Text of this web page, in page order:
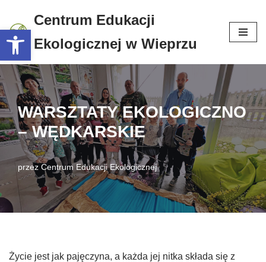
Otwórz pasek narzędzi
Przejdź
do
treści
Centrum Edukacji
Ekologicznej w Wieprzu
WARSZTATY EKOLOGICZNO
– WĘDKARSKIE
przezCentrum Edukacji Ekologicznej
Życie jest jak pajęczyna, a każda jej nitka składa się z